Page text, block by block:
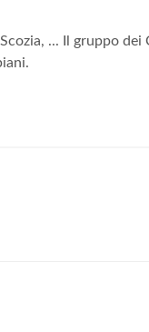
... Il gruppo